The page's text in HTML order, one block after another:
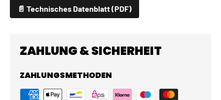
📄 Technisches Datenblatt (PDF)
ZAHLUNG & SICHERHEIT
ZAHLUNGSMETHODEN